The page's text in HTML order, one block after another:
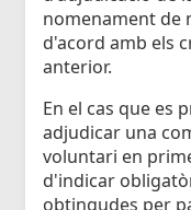
nomenament de
d'acord amb els
anterior.
En el cas que es
adjudicar una
voluntari en
d'indicar
obtingudes per